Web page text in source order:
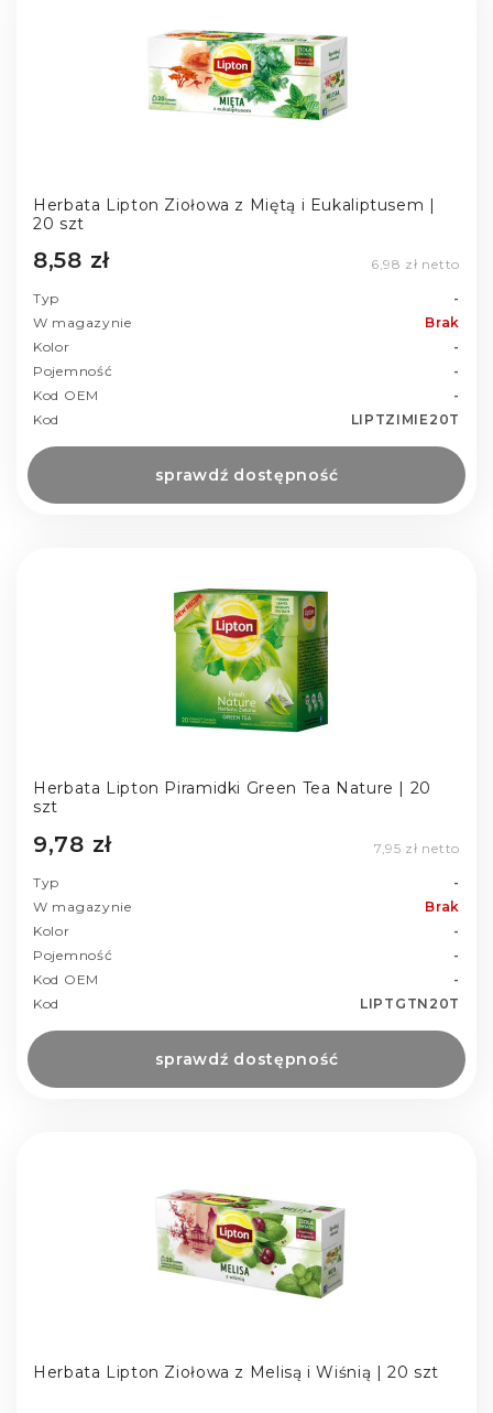
Herbata Lipton Ziołowa z Miętą i Eukaliptusem |
20 szt
8,58 zł 6,98 zł netto
Typ
-
W magazynie
Brak
Kolor
-
Pojemność
-
Kod OEM
-
Kod
LIPTZIMIE20T
sprawdź dostępność
Herbata Lipton Piramidki Green Tea Nature | 20
szt
9,78 zł 7,95 zł netto
Typ
-
W magazynie
Brak
Kolor
-
Pojemność
-
Kod OEM
-
Kod
LIPTGTN20T
sprawdź dostępność
Herbata Lipton Ziołowa z Melisą i Wiśnią | 20 szt